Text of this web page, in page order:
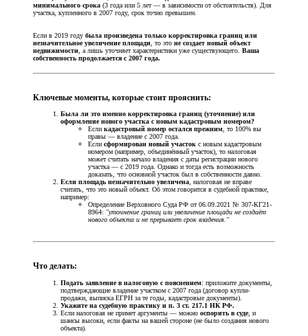
минимального срока (3 года или 5 лет — в зависимости от обстоятельств). Для
участка, купленного в 2007 году, срок точно превышен.
Если в 2019 году была произведена только корректировка границ или
незначительное увеличение площади , то это не создает новый объект
недвижимости , а лишь уточняет характеристики уже существующего. Ваша
собственность продолжается с 2007 года.
Ключевые моменты, которые стоит прояснить:​
Была ли это именно корректировка границ (уточнение) или
оформление нового участка с новым кадастровым номером?
Если кадастровый номер остался прежним, то 100% вы
правы — владение с 2007 года.
Если сформирован новый участок с новым кадастровым
номером (например, объединённый участок), то налоговая
может считать начало владения с даты регистрации нового
участка — с 2019 года. Однако и тогда есть возможность
доказать, что основной участок был в собственности давно.
Если площадь незначительно увеличена, налоговая не вправе
считать, что это новый объект. Об этом говорится в судебной практике,
например:
Определение Верховного Суда РФ от 06.09.2021 № 307-КГ21-
8964: "уточнение границ или увеличение площади не создаёт
нового объекта и не прерывает срок владения."
Что делать:​
Подать заявление в налоговую с пояснением: приложите документы,
подтверждающие владение участком с 2007 года (договор купли-
продажи, выписка ЕГРН за те годы, кадастровые документы).
Укажите на судебную практику и п. 3 ст. 217.1 НК РФ.
Если налоговая не примет аргументы — можно оспорить в суде, и
шансы высоки, если факты на вашей стороне (не было создания нового
объекта).